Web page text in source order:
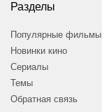
Разделы
Популярные фильмы
Новинки кино
Сериалы
Темы
Обратная связь